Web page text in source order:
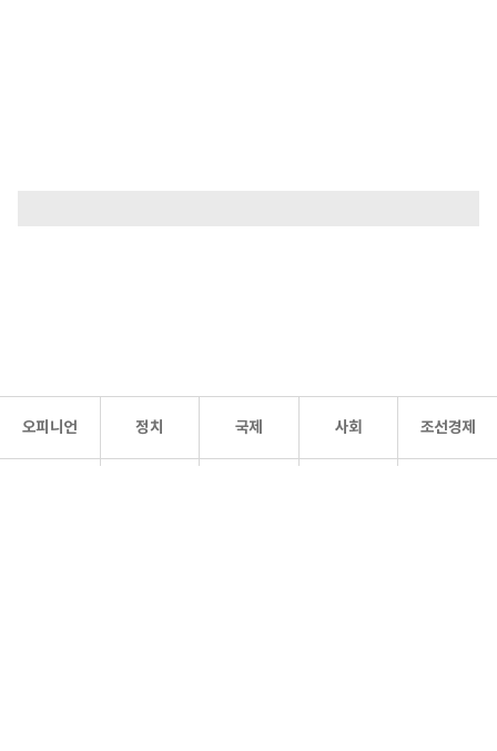
오피니언 정치 국제 사회 조선경제